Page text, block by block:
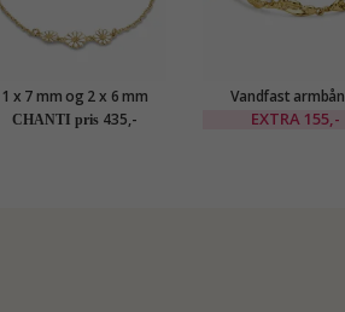
1 x 7 mm og 2 x 6 mm
marguerit armbånd i
forgyldt sølv - Maggie
CHANTI pris 435,-
Vandfast
forgyldt stål -
EXTRA 155,-